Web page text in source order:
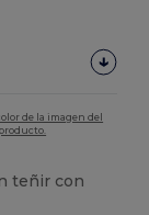
de la imagen del
teñir con